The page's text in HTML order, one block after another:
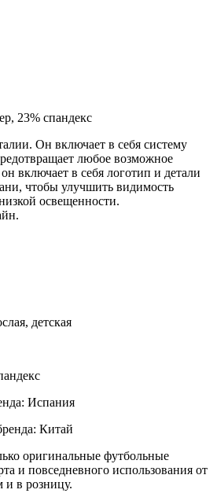
23% спандекс
Он включает в себя систему
любое возможное
включает в себя логотип и детали
чтобы улучшить видимость
освещенности.
детская
Испания
Китай
оригинальные футбольные
и повседневного использования от
и в розницу.